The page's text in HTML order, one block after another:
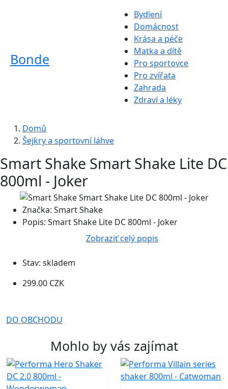
Bonde
Bydlení
Domácnost
Krása a péče
Matka a dítě
Pro sportovce
Pro zvířata
Zahrada
Zdraví a léky
Domů
Šejkry a sportovní láhve
Smart Shake Smart Shake Lite DC
800ml - Joker
Značka: Smart Shake
Popis: Smart Shake Lite DC 800ml - Joker
Zobraziť celý popis
Stav: skladem
299.00 CZK
DO OBCHODU
Mohlo by vás zajímat